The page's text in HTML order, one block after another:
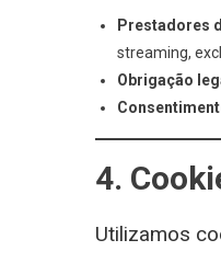
Prestadores
streaming,
Obrigação
4.
Utilizamos